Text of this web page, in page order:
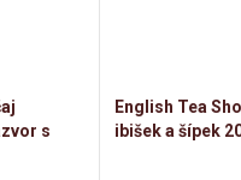
s
English Tea
ibišek a šípek